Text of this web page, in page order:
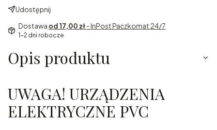
Udostępnij
Dostawa od 17,00 zł- InPost Paczkomat 24/7
1-2 dni robocze
Opis produktu
UWAGA! URZĄDZENIA
ELEKTRYCZNE PVC